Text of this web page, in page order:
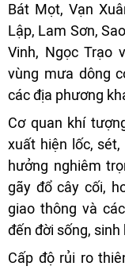
Bát Mọt, Vạn
Lập, Lam Sơn,
Vinh, Ngọc Trạo
vùng mưa dông
các địa phương
Cơ quan khí
xuất hiện lốc,
hưởng nghiêm
gãy đổ cây cối,
giao thông và
đến đời sống,
Cấp độ rủi ro